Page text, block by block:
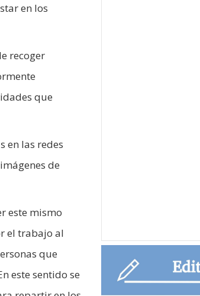
en los
recoger
que
en las redes
de
este mismo
el trabajo al
que
este sentido se